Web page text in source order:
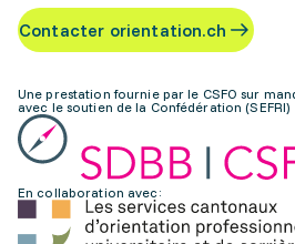
Contacter orientation.ch
Une prestation fournie par le CSFO sur
avec le soutien de la Confédération (SEFRI)
En collaboration avec: